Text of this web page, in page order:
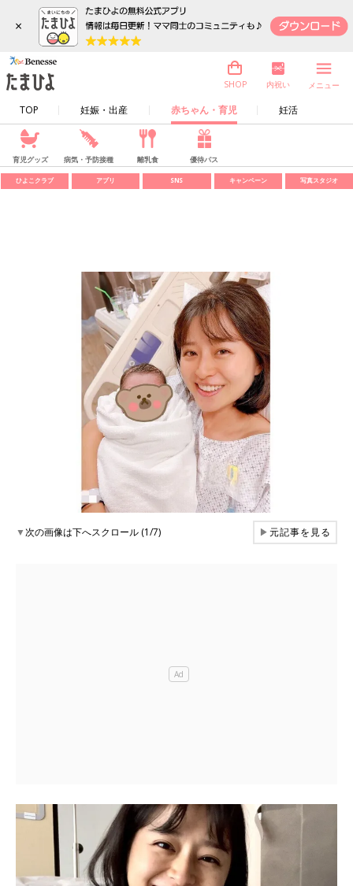
×
TOP 妊娠・出産 赤ちゃん・育児 妊活
SHOP 内祝い メニュー
育児グッズ 病気・予防接種 離乳食 優待パス
ひよこクラブ アプリ SNS キャンペーン 写真スタジオ
▼次の画像は下へスクロール (1/7) ▶元記事を見る